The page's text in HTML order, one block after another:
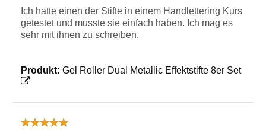
Ich hatte einen der Stifte in einem Handlettering Kurs
getestet und musste sie einfach haben. Ich mag es
sehr mit ihnen zu schreiben.
Produkt: Gel Roller Dual Metallic Effektstifte 8er Set